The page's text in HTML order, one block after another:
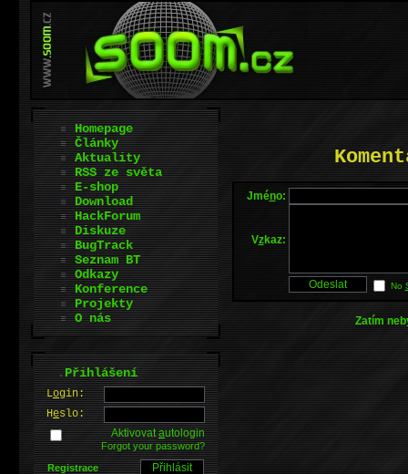
Jméno:
Vzkaz:
No
Zatím
Homepage
Články
Aktuality
RSS ze světa
E-shop
Download
HackForum
Diskuze
BugTrack
Seznam BT
Odkazy
Konference
Projekty
O nás
.Přihlášení
Login:
Heslo:
Aktivovatautologin
Forgot your password?
Registrace